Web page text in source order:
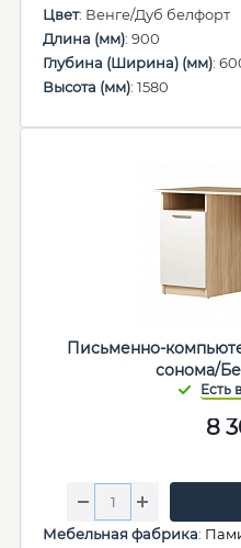
Цвет: Венге/Дуб белфорт
Длина (мм): 900
Глубина (Ширина) (мм):
Высота (мм): 1580
Письменно-
сонома/
8
Мебельная фабрика: